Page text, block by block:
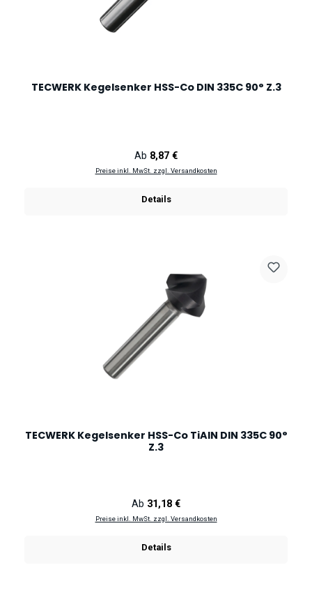
TECWERK Kegelsenker HSS-Co DIN 335C 90° Z.3
Regulärer Preis:
Ab 8,87 €
Preise inkl. MwSt. zzgl. Versandkosten
Details
TECWERK Kegelsenker HSS-Co TiAlN DIN 335C 90°
Z.3
Regulärer Preis:
Ab 31,18 €
Preise inkl. MwSt. zzgl. Versandkosten
Details